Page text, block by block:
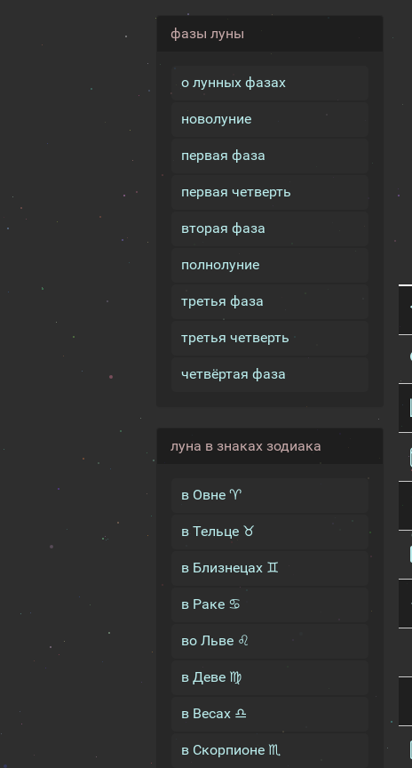
фазы луны
о лунных фазах
новолуние
первая фаза
первая четверть
вторая фаза
полнолуние
третья фаза
третья четверть
четвёртая фаза
луна в знаках зодиака
в Овне ♈
в Тельце ♉
в Близнецах ♊
в Раке ♋
во Льве ♌
в Деве ♍
в Весах ♎
в Скорпионе ♏